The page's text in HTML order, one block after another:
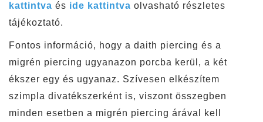
kattintva és ide kattintva olvasható részletes
tájékoztató.
Fontos információ, hogy a daith piercing és a
migrén piercing ugyanazon porcba kerül, a két
ékszer egy és ugyanaz. Szívesen elkészítem
szimpla divatékszerként is, viszont összegben
minden esetben a migrén piercing árával kell